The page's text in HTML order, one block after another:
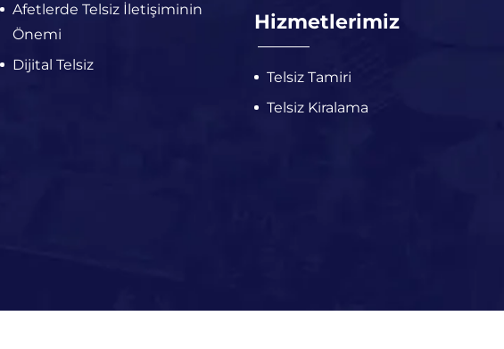
Afetlerde Telsiz İletişiminin
Önemi
Dijital Telsiz
Hizmetlerimiz
Telsiz Tamiri
Telsiz Kiralama